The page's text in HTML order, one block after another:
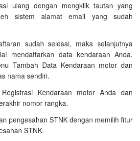
ulang dengan mengklik tautan yang
sistem alamat email yang sudah
sudah selesai, maka selanjutnya
mendaftarkan data kendaraan Anda.
Tambah Data Kendaraan motor dan
nama sendiri.
Kendaraan motor Anda dan
nomor rangka.
pengesahan STNK dengan memilih fitur
STNK.